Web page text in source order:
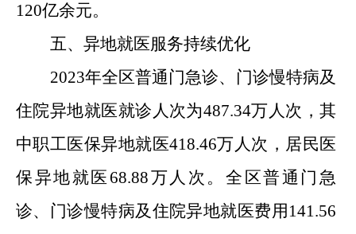
120亿余元。
五、异地就医服务持续优化
2023年全区普通门急诊、门诊慢特病及
住院异地就医就诊人次为487.34万人次，其
中职工医保异地就医418.46万人次，居民医
保异地就医 68.88万人次 。全区普通门急
诊、门诊慢特病及住院异地就医费用 141.56